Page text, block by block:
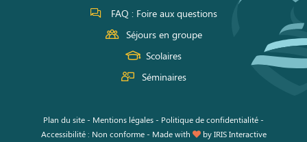
FAQ : Foire aux questions
Séjours en groupe
Scolaires
Séminaires
Plan du site- Mentions légales- Politique de confidentialité-
Accessibilité : Non conforme - Made with byIRIS Interactive